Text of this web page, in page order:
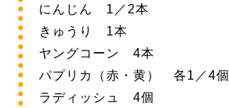
にんじん 1／2本
きゅうり 1本
ヤングコーン 4本
パプリカ（赤・黄） 各1／4個
ラディッシュ 4個